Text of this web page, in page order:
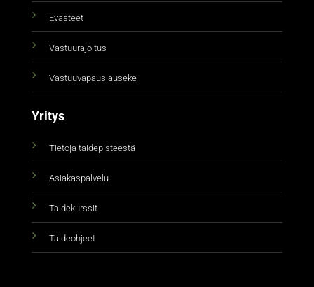
Evästeet
Vastuurajoitus
Vastuuvapauslauseke
Yritys
Tietoja taidepisteestä
Asiakaspalvelu
Taidekurssit
Taideohjeet